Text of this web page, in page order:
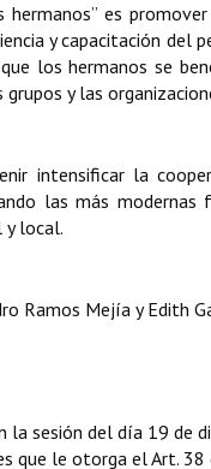
es
y capacitación del
los hermanos se
y las
intensificar la
las más
y local.
Ramos Mejía y Edith
sesión del día 19 de
que le otorga el Art. 38